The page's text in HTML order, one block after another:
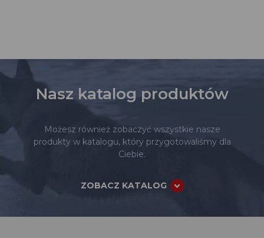
Nasz katalog produktów
Możesz również zobaczyć wszystkie nasze
produkty w katalogu, który przygotowaliśmy dla
Ciebie.
ZOBACZ KATALOG